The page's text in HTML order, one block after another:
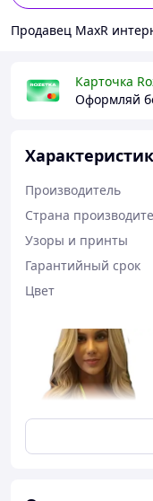
Карточка
Оформляй
Производитель
Страна
Узоры и принты
Гарантийный срок
Цвет